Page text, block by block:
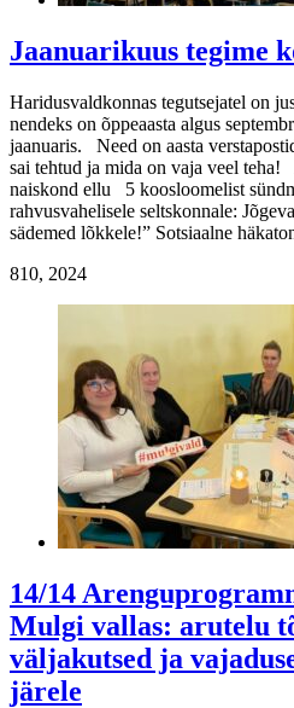
Jaanuarikuus tegime
Haridusvaldkonnas tegutsejatel on
nendeks on õppeaasta algus
jaanuaris. Need on aasta
sai tehtud ja mida on vaja veel
naiskond ellu 5 koosloomelist
rahvusvahelisele seltskonnale:
sädemed lõkkele!” Sotsiaalne
810, 2024
14/14
Mulgi vallas: arutelu
väljakutsed ja
järele